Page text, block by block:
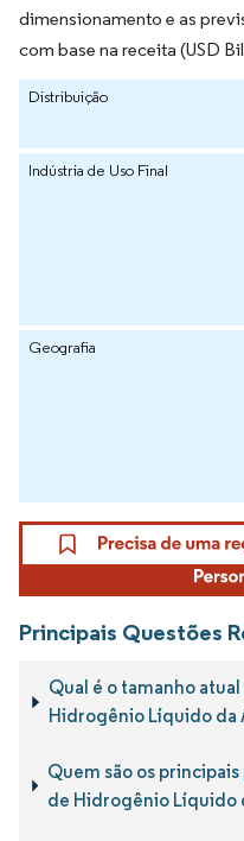
dimensionamento e as
com base na receita (USD
Distribuição
Indústria de Uso Final
Geografia
Principais Questões
Qual é o tamanho
Hidrogênio Líquido da
Quem são os
de Hidrogênio Líquido